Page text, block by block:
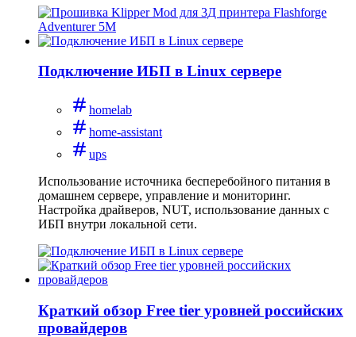
Подключение ИБП в Linux сервере
homelab
home-assistant
ups
Использование источника бесперебойного питания в
домашнем сервере, управление и мониторинг.
Настройка драйверов, NUT, использование данных с
ИБП внутри локальной сети.
Краткий обзор Free tier уровней российских
провайдеров